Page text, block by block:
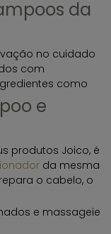
danificados e
mais
da
no cuidado
com
como
para
Se você
a Joico é
e
produtos Joico, é
da mesma
o cabelo, o
e massageie